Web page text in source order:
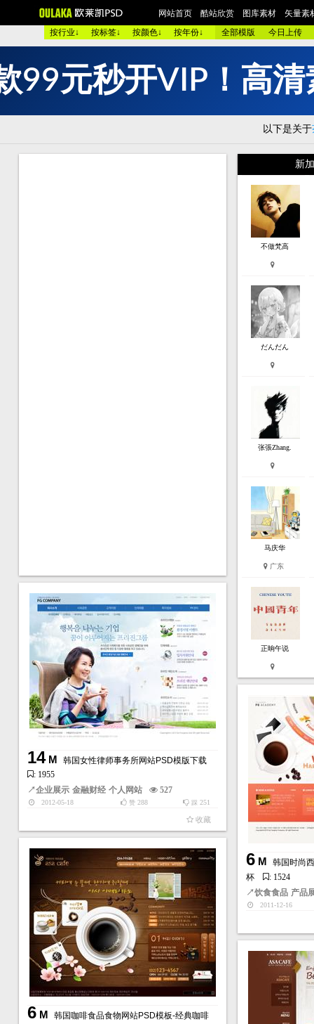
网站首页 酷站欣赏 图库素材
矢量素
按行业↓
按标签↓ 按颜色↓ 按年份↓ 全部模版 今日上传
图 库： 欧美酷图 平面设计 艺术摄影 包装设计 时装展示
颜 色 >> 黑色酷站 白色酷站 红色酷站 蓝色酷站
美容化妆
购物商店 网络游戏 个人网站 集团企业 酒店宾馆
数码相机 珠宝首饰
蓝色模板 紫色模板
欧莱凯APP端下载
99元秒开V P ！ 高清
以下是关于
新
不做梵高
だんだん
张張Zhang.
马庆华
广东
正晌午说
14M
韩国女性律师事务所网站PSD模版下载
: 1955
↗企业展示 金融财经 个人网站 527
2012-05-18 踩 251
赞288
收藏
6M
韩国时尚
杯
: 1524
↗饮食食品 产品
2011-12-16
6M
韩国咖啡食品食物网站PSD模板-经典咖啡